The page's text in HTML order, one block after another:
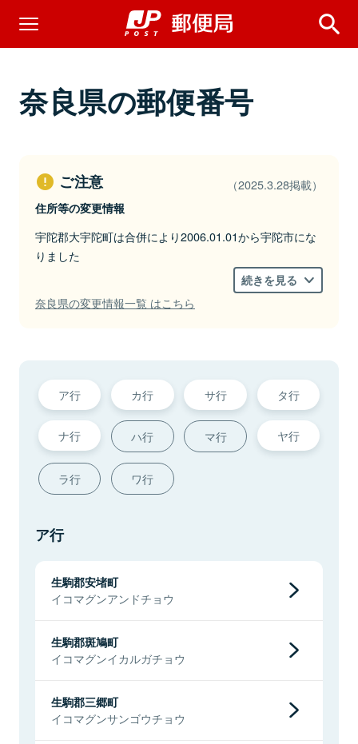
奈良県の郵便番号
ご注意 （2025.3.28掲載）
住所等の変更情報
宇陀郡大宇陀町は合併により2006.01.01から宇陀市にな
りました
続きを見る
奈良県の変更情報一覧 はこちら
ア行 カ行 サ行 タ行
ナ行 ハ行 マ行 ヤ行
ラ行 ワ行
ア行
生駒郡安堵町
イコマグンアンドチョウ
生駒郡斑鳩町
イコマグンイカルガチョウ
生駒郡三郷町
イコマグンサンゴウチョウ